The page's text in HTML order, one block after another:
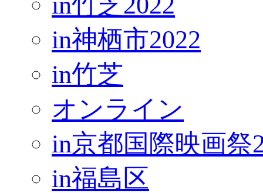
in神栖市2022
in竹芝
オンライン
in京都国際映画祭
in福島区